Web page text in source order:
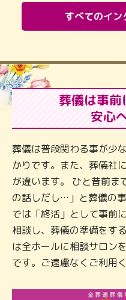
すべてのイン
葬儀は事
安心
葬儀は普段関わる事が少
かりです。また、葬儀社
が違います。 ひと昔前
の話しだし…」と葬儀の
では「終活」として事前
相談し、葬儀の準備をす
は全ホールに相談サロン
です。ご遠慮なくご利用く